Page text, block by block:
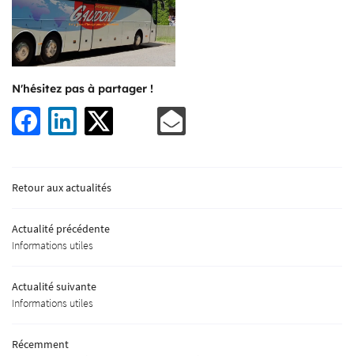
EN AUTOCAR
& MATÉRIAUX
AVIS
N'hésitez pas à partager !
Retour aux actualités
Actualité précédente
Informations utiles
Actualité suivante
Informations utiles
Récemment